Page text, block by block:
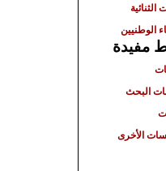
الثنائية
الوطنيين
مفيدة
البحث
الأخرى